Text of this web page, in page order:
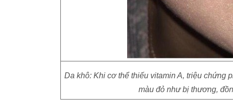
Da khô: Khi cơ thể thiếu vitamin A, triệu chứng
màu đỏ như bị thương,